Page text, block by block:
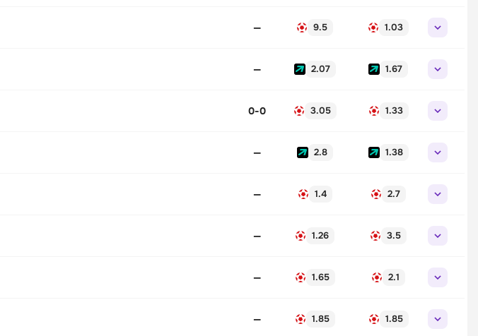
— 9.5 1.03
— 2.07 1.67
0-0 3.05 1.33
— 2.8 1.38
— 1.4 2.7
— 1.26 3.5
— 1.65 2.1
— 1.85 1.85